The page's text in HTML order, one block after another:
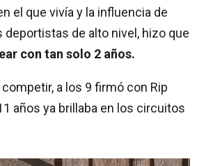
el que vivía y la influencia de
deportistas de alto nivel, hizo que
con tan solo 2 años.
a los 9 firmó con Rip
años ya brillaba en los circuitos